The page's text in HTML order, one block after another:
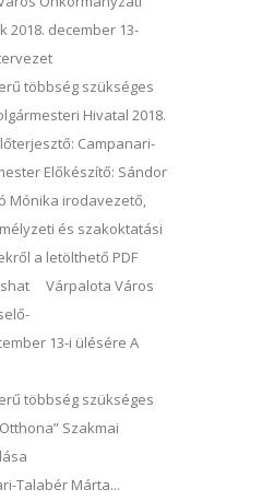
2018. december 13-
többség szükséges
Hivatal 2018.
Campanari-
Előkészítő: Sándor
Mónika irodavezető,
és szakoktatási
a letölthető PDF
Várpalota Város
13-i ülésére A
többség szükséges
Szakmai
Talabér Márta...